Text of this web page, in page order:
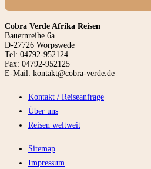
Cobra Verde Afrika Reisen
Bauernreihe 6a
D-27726 Worpswede
Tel: 04792-952124
Fax: 04792-952125
E-Mail: kontakt@cobra-verde.de
Kontakt / Reiseanfrage
Über uns
Reisen weltweit
Sitemap
Impressum